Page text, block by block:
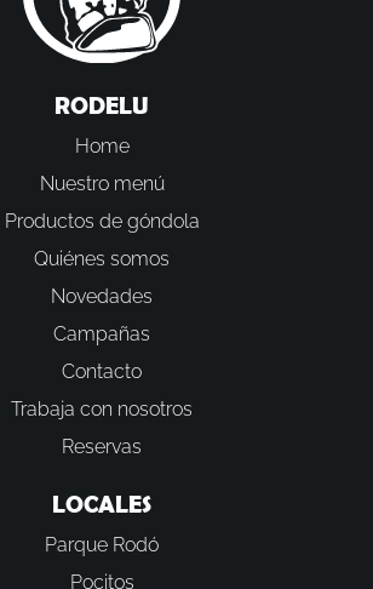
RODELU
Home
Nuestro menú
Productos de góndola
Quiénes somos
Novedades
Campañas
Contacto
Trabaja con nosotros
Reservas
LOCALES
Parque Rodó
Pocitos